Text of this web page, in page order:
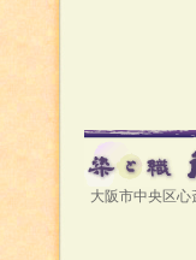
大阪市中央区